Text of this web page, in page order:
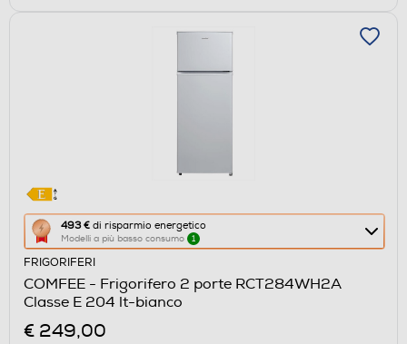
493 € di risparmio energetico
Modelli a più basso consumo 1
Questa
azione
aprirà
il
Calcolatore
di
FRIGORIFERI
COMFEE - Frigorifero 2 porte RCT284WH2A
Classe E 204 lt-bianco
€ 249,00